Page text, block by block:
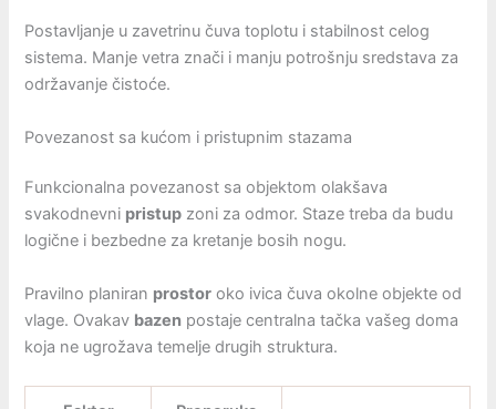
Postavljanje u zavetrinu čuva toplotu i stabilnost celog
sistema. Manje vetra znači i manju potrošnju sredstava za
održavanje čistoće.
Povezanost sa kućom i pristupnim stazama
Funkcionalna povezanost sa objektom olakšava
svakodnevni pristup zoni za odmor. Staze treba da budu
logične i bezbedne za kretanje bosih nogu.
Pravilno planiran prostor oko ivica čuva okolne objekte od
vlage. Ovakav bazen postaje centralna tačka vašeg doma
koja ne ugrožava temelje drugih struktura.